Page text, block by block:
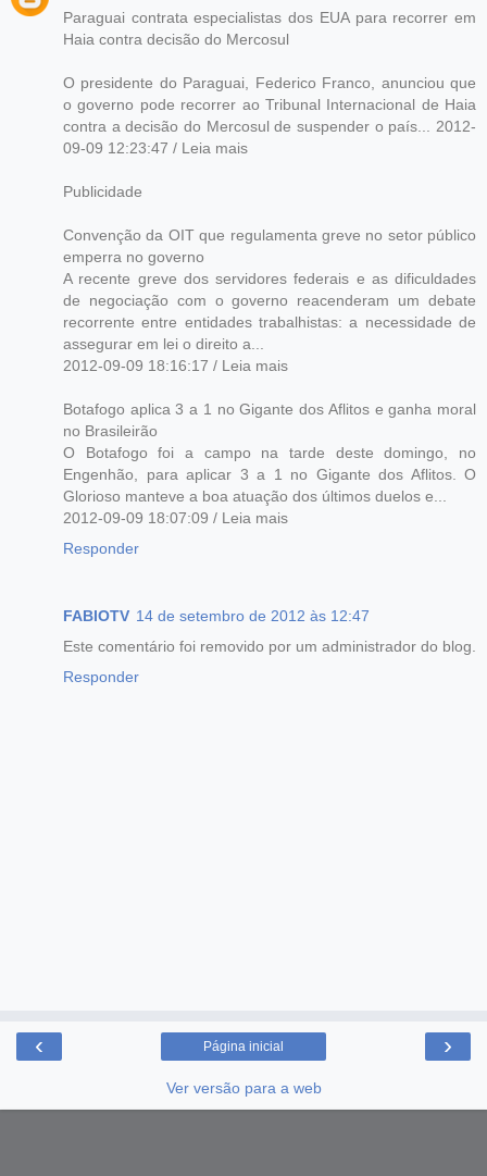
Paraguai contrata especialistas dos EUA para recorrer em
Haia contra decisão do Mercosul
O presidente do Paraguai, Federico Franco, anunciou que
o governo pode recorrer ao Tribunal Internacional de Haia
contra a decisão do Mercosul de suspender o país... 2012-
09-09 12:23:47 / Leia mais
Publicidade
Convenção da OIT que regulamenta greve no setor público
emperra no governo
A recente greve dos servidores federais e as dificuldades
de negociação com o governo reacenderam um debate
recorrente entre entidades trabalhistas: a necessidade de
assegurar em lei o direito a...
2012-09-09 18:16:17 / Leia mais
Botafogo aplica 3 a 1 no Gigante dos Aflitos e ganha moral
no Brasileirão
O Botafogo foi a campo na tarde deste domingo, no
Engenhão, para aplicar 3 a 1 no Gigante dos Aflitos. O
Glorioso manteve a boa atuação dos últimos duelos e...
2012-09-09 18:07:09 / Leia mais
Responder
FABIOTV 14 de setembro de 2012 às 12:47
Este comentário foi removido por um administrador do blog.
Responder
‹ ›
Página inicial
Ver versão para a web